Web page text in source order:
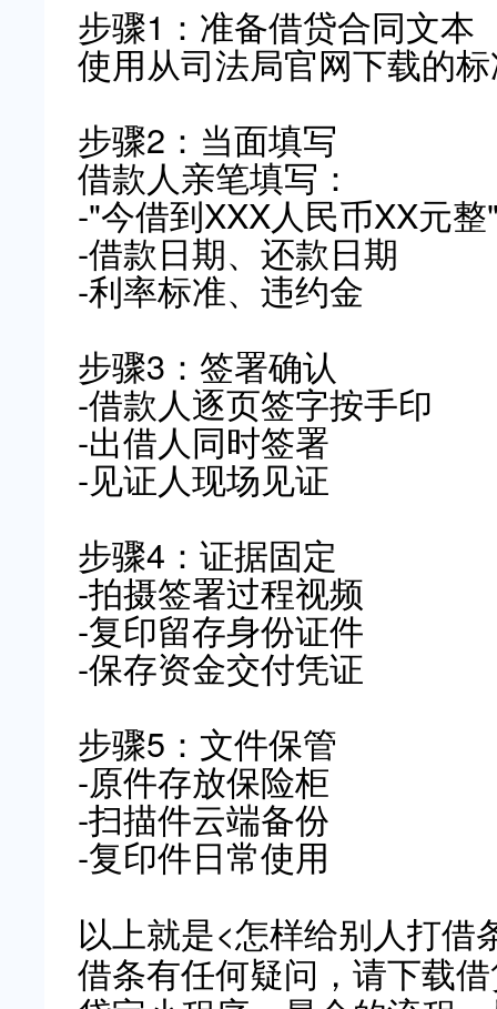
步骤1：准备借贷合同文本
使用从司法局官网下载的
步骤2：当面填写
借款人亲笔填写：
-"今借到XXX人民币XX元整
-借款日期、还款日期
-利率标准、违约金
步骤3：签署确认
-借款人逐页签字按手印
-出借人同时签署
-见证人现场见证
步骤4：证据固定
-拍摄签署过程视频
-复印留存身份证件
-保存资金交付凭证
步骤5：文件保管
-原件存放保险柜
-扫描件云端备份
-复印件日常使用
以上就是<怎样给别人打借
借条有任何疑问，请下载